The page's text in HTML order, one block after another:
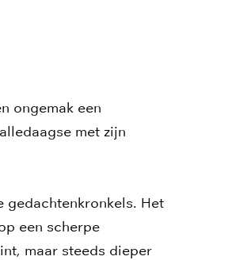
ongemak een
met zijn
gedachtenkronkels. Het
een scherpe
maar steeds dieper